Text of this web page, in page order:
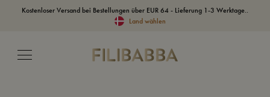
Kostenloser Versand bei Bestellungen über EUR 64 - Lieferung 1-3 Werktage..
Land wählen